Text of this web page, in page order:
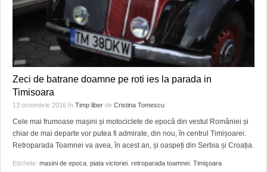
Zeci de batrane doamne pe roti ies la parada in
Timisoara
13 octombrie 2016 în Timp liber de Cristina Tomescu
Cele mai frumoase mașini și motociclete de epocă din vestul României și
chiar de mai departe vor putea fi admirate, din nou, în centrul Timișoarei.
Retroparada Toamnei va avea, în acest an, și oaspeți din Serbia și Croația.
Etichete: masini de epoca piata victoriei retroparada toamnei Timişoara